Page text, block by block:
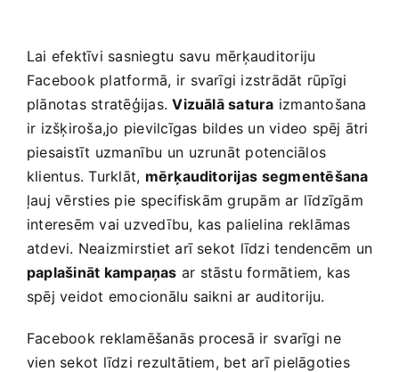
Lai efektīvi sasniegtu⁣ savu mērķauditoriju
Facebook platformā, ir svarīgi izstrādāt rūpīgi
plānotas stratēģijas.Vizuālā satura izmantošana
ir izšķiroša,jo pievilcīgas bildes ‍un video spēj ātri
piesaistīt uzmanību un uzrunāt potenciālos
klientus. Turklāt, mērķauditorijas ⁢segmentēšana
ļauj vērsties pie ⁣specifiskām grupām ar līdzīgām
interesēm vai uzvedību,⁢ kas ⁢palielina reklāmas
atdevi. Neaizmirstiet arī sekot līdzi tendencēm un
paplašināt kampaņas ar stāstu formātiem, kas
spēj veidot emocionālu saikni ar auditoriju.
Facebook reklamēšanās procesā ir ⁢svarīgi ⁢ne
vien sekot līdzi rezultātiem, bet arī‍ pielāgoties